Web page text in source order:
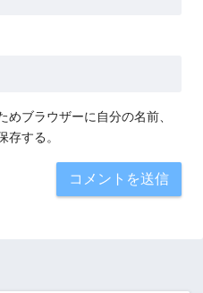
ブラウザーに自分の名前、
存する。